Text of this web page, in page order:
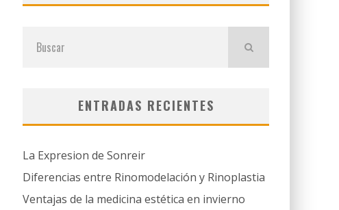
ENTRADAS RECIENTES
La Expresion de Sonreir
Diferencias entre Rinomodelación y Rinoplastia
Ventajas de la medicina estética en invierno